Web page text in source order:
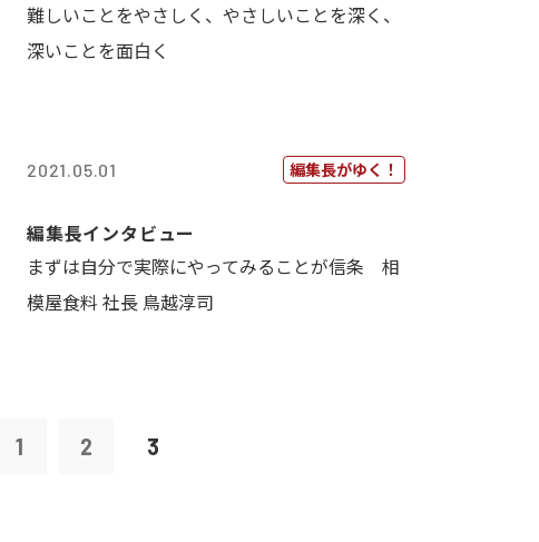
難しいことをやさしく、やさしいことを深く、
深いことを面白く
2021.05.01 編集長がゆく！
編集長インタビュー
まずは自分で実際にやってみることが信条 相
模屋食料 社長 鳥越淳司
1 2 3